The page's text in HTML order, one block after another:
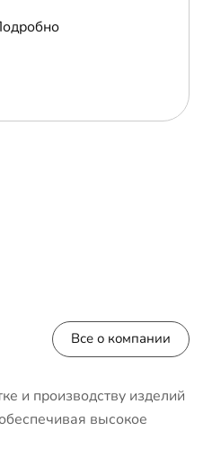
Все о компании
и производству изделий
высокое